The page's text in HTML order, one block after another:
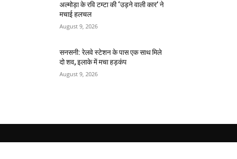
अल्मोड़ा के रवि टम्टा की ‘उड़ने वाली कार’ ने
मचाई हलचल
August 9, 2026
सनसनी: रेलवे स्टेशन के पास एक साथ मिले
दो शव, इलाके में मचा हड़कंप
August 9, 2026